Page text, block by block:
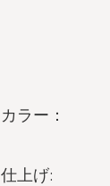
カラー：
仕上げ: